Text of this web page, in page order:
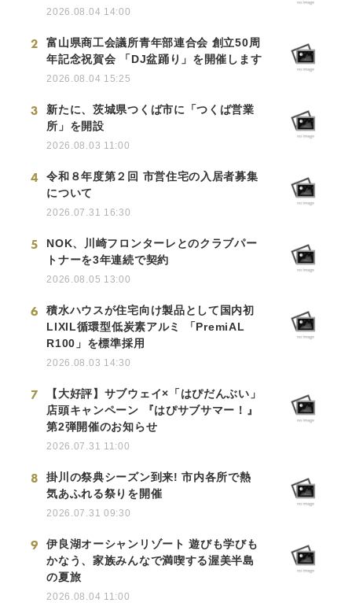
2026.08.04 14:00
2
富山県商工会議所青年部連合会 創立50周
年記念祝賀会 「DJ盆踊り」を開催します
2026.08.04 15:25
3
新たに、茨城県つくば市に「つくば営業
所」を開設
2026.08.03 11:00
4
令和８年度第２回 市営住宅の入居者募集
について
2026.07.31 16:30
5
NOK、川崎フロンターレとのクラブパー
トナーを3年連続で契約
2026.08.05 13:00
6
積水ハウスが住宅向け製品として国内初
LIXIL循環型低炭素アルミ 「PremiAL
R100」を標準採用
2026.08.03 14:30
7
【大好評】サブウェイ×「はぴだんぶい」
店頭キャンペーン 『はぴサブサマー！』
第2弾開催のお知らせ
2026.07.31 11:00
8
掛川の祭典シーズン到来! 市内各所で熱
気あふれる祭りを開催
2026.07.31 09:30
9
伊良湖オーシャンリゾート 遊びも学びも
かなう、家族みんなで満喫する渥美半島
の夏旅
2026.08.04 11:00